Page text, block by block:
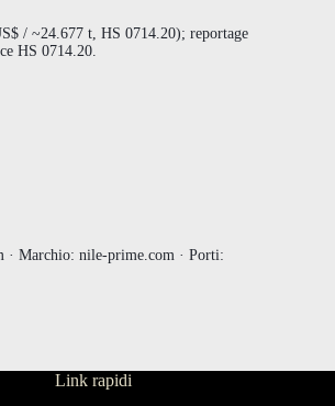
/ ~24.677 t, HS 0714.20); reportage
HS 0714.20.
· Marchio: nile-prime.com · Porti:
Link rapidi